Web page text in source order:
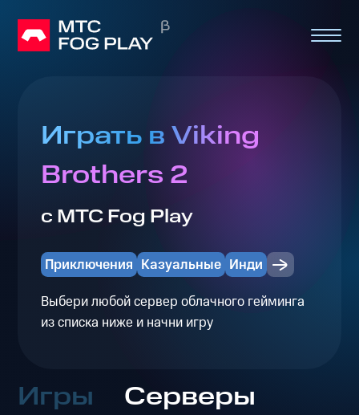
Играть в Viking
Brothers 2
с МТС Fog Play
Приключения Казуальные Инди
Выбери любой сервер облачного гейминга
из списка ниже и начни игру
Игры Серверы